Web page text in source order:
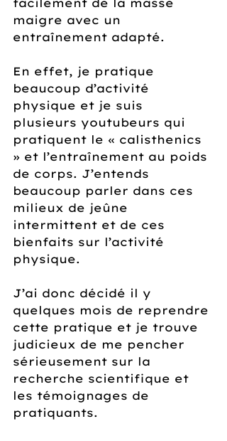
maigre avec un
entraînement adapté.
En effet, je pratique
beaucoup d’activité
physique et je suis
plusieurs youtubeurs qui
pratiquent le « calisthenics
» et l’entraînement au poids
de corps. J’entends
beaucoup parler dans ces
milieux de jeûne
intermittent et de ces
bienfaits sur l’activité
physique.
J’ai donc décidé il y
quelques mois de reprendre
cette pratique et je trouve
judicieux de me pencher
sérieusement sur la
recherche scientifique et
les témoignages de
pratiquants.